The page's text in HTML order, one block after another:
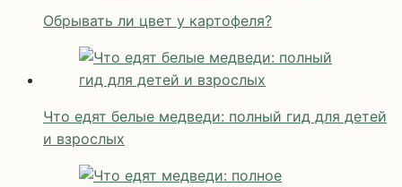
Обрывать ли цвет у картофеля?
Что едят белые медведи: полный гид для детей
и взрослых